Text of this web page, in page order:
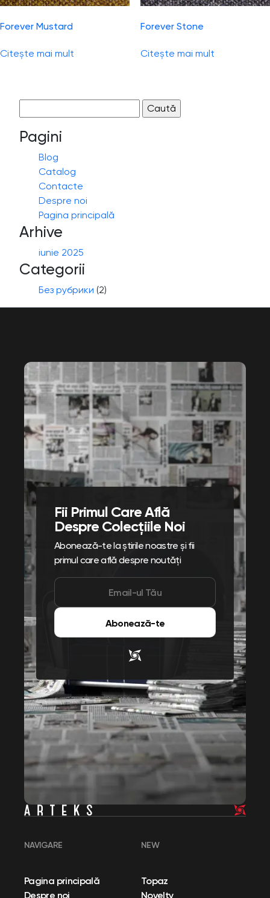
Forever Mustard
Citește mai mult
Forever Stone
Citește mai mult
după:
Pagini
Blog
Catalog
Contacte
Despre noi
Pagina principală
Arhive
iunie 2025
Categorii
Без рубрики (2)
Fii Primul Care Află
Despre Colecțiile Noi
Abonează-te la știrile noastre și fii
primul care află despre noutăți
Abonează-te
NAVIGARE
Pagina principală
Despre noi
NEW
Topaz
Novelty